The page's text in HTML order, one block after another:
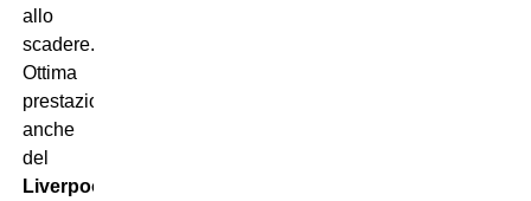
allo
scadere.
Ottima
prestazione
anche
del
Liverpool